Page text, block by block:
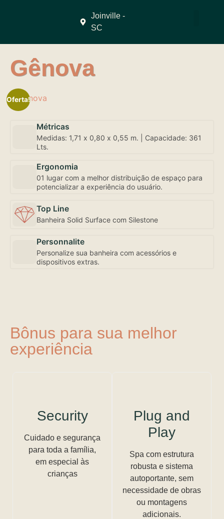
Joinville -
SC
Gênova
Oferta!
Métricas
Medidas: 1,71 x 0,80 x 0,55 m. | Capacidade: 361
Lts.
Ergonomia
01 lugar com a melhor distribuição de espaço para
potencializar a experiência do usuário.
Top Line
Banheira Solid Surface com Silestone
Personnalite
Personalize sua banheira com acessórios e
dispositivos extras.
Bônus para sua melhor
experiência
Security
Cuidado e segurança
para toda a família,
em especial às
crianças
Plug and
Play
Spa com estrutura
robusta e sistema
autoportante, sem
necessidade de obras
ou montagens
adicionais.